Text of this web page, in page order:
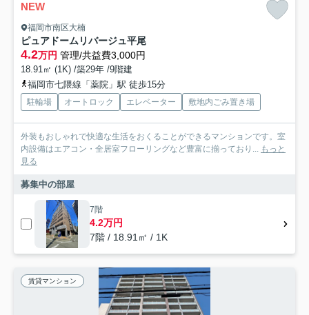
NEW
福岡市南区大楠
ピュアドームリバージュ平尾
4.2万円 管理/共益費3,000円
18.91㎡ (1K) /築29年 /9階建
福岡市七隈線「薬院」駅 徒歩15分
駐輪場 オートロック エレベーター 敷地内ごみ置き場
外装もおしゃれで快適な生活をおくることができるマンションです。室
内設備はエアコン・全居室フローリングなど豊富に揃っており... もっと
見る
募集中の部屋
7階
4.2万円
7階 / 18.91㎡ / 1K
賃貸マンション